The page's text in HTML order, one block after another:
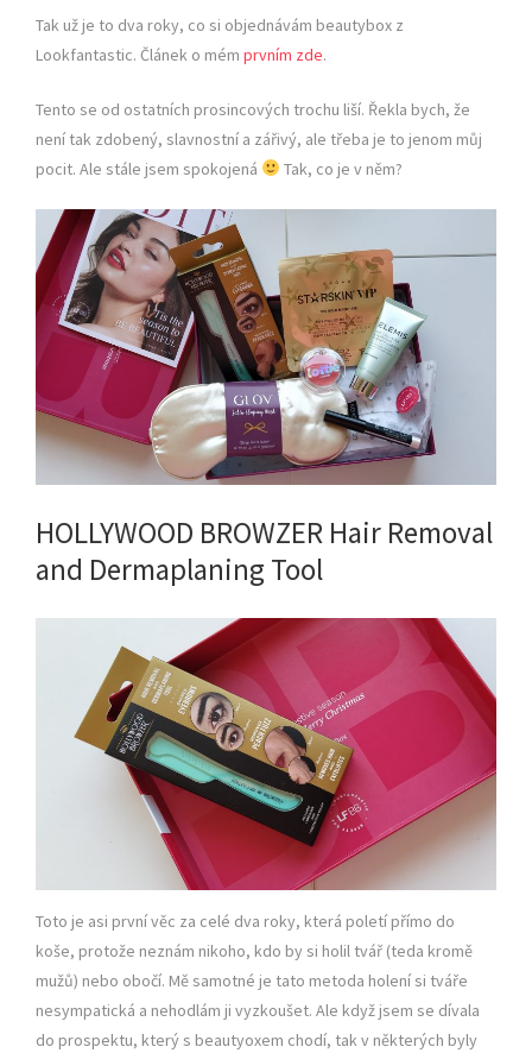
Tak už je to dva roky, co si objednávám beautybox z
Lookfantastic. Článek o mém prvním zde.
Tento se od ostatních prosincových trochu liší. Řekla bych, že
není tak zdobený, slavnostní a zářivý, ale třeba je to jenom můj
pocit. Ale stále jsem spokojená
Tak, co je v něm?
HOLLYWOOD BROWZER Hair Removal
and Dermaplaning Tool
Toto je asi první věc za celé dva roky, která poletí přímo do
koše, protože neznám nikoho, kdo by si holil tvář (teda kromě
mužů) nebo obočí. Mě samotné je tato metoda holení si tváře
nesympatická a nehodlám ji vyzkoušet. Ale když jsem se dívala
do prospektu, který s beautyoxem chodí, tak v některých byly